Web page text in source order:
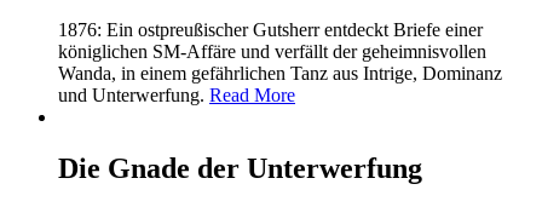
1876: Ein ostpreußischer Gutsherr entdeckt Briefe einer
königlichen SM-Affäre und verfällt der geheimnisvollen
Wanda, in einem gefährlichen Tanz aus Intrige, Dominanz
und Unterwerfung. Read More
Die Gnade der Unterwerfung